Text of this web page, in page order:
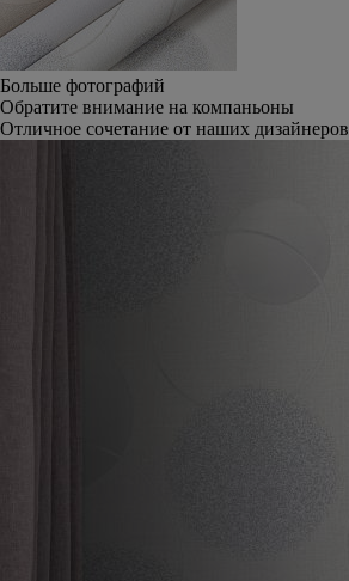
Больше фотографий
Обратите внимание на компаньоны
Отличное сочетание от наших дизайнеров